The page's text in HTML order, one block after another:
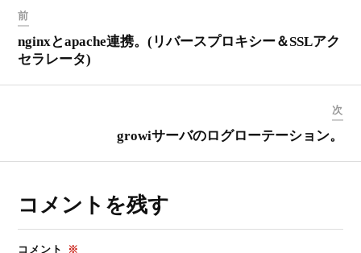
前
nginxとapache連携。(リバースプロキシー＆SSLアク
セラレータ)
次
growiサーバのログローテーション。
コメントを残す
コメント ※